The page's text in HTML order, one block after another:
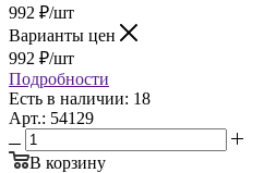
992 ₽/шт
Варианты цен
992 ₽/шт
Подробности
Есть в наличии: 18
Арт.: 54129
В корзину